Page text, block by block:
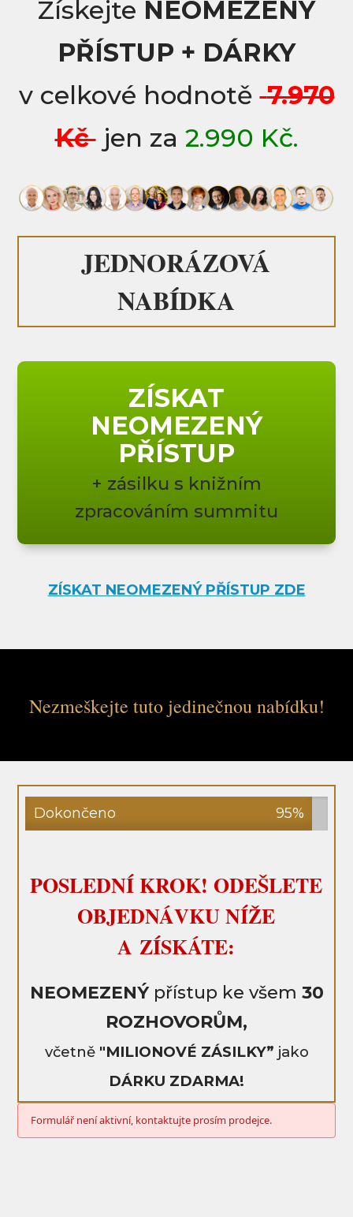
Získejte NEOMEZENÝ
PŘÍSTUP + DÁRKY
v celkové hodnotě 7.970
Kčjen za 2.990 Kč.
JEDNORÁZOVÁ
NABÍDKA
ZÍSKAT
NEOMEZENÝ
PŘÍSTUP
+ zásilku s knižním
zpracováním summitu
ZÍSKAT NEOMEZENÝ PŘÍSTUP ZDE
Nezmeškejte tuto jedinečnou nabídku!
Dokončeno 95%
POSLEDNÍ KROK! ODEŠLETE
OBJEDNÁVKU NÍŽE
A ZÍSKÁTE:
NEOMEZENÝpřístup ke všem 30
ROZHOVORŮM,
včetně "MILIONOVÉ ZÁSILKY” jako
DÁRKU ZDARMA!
Formulář není aktivní, kontaktujte prosím prodejce.